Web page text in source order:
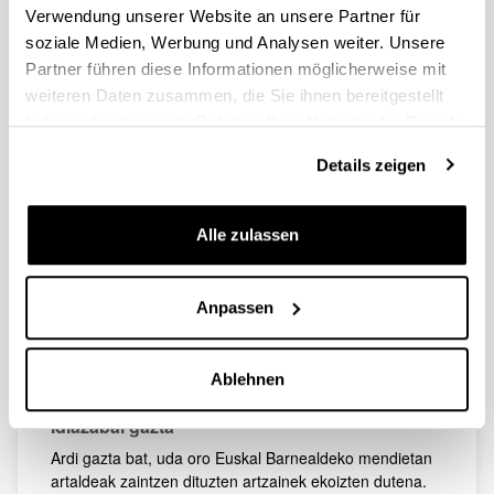
Verwendung unserer Website an unsere Partner für
soziale Medien, Werbung und Analysen weiter. Unsere
Partner führen diese Informationen möglicherweise mit
weiteren Daten zusammen, die Sie ihnen bereitgestellt
haben oder die sie im Rahmen Ihrer Nutzung der Dienste
Details zeigen
Alle zulassen
Anpassen
Ablehnen
Txakoli
Euskal kostaldeak ardo zuri apartsu samarra ekoizten
Idiazabal gazta
Ardi gazta bat, uda oro Euskal Barnealdeko mendietan
artaldeak zaintzen dituzten artzainek ekoizten dutena.